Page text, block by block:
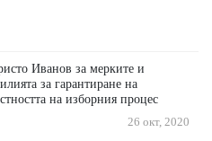
Иванов за мерките и
за гарантиране на
на изборния процес
26 окт, 2020